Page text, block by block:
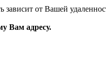
зависит от Вашей
Вам адресу.